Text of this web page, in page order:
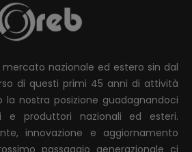
mercato nazionale ed estero sin dal
di questi primi 45 anni di attività
la nostra posizione guadagnandoci
produttori nazionali ed esteri.
innovazione e aggiornamento